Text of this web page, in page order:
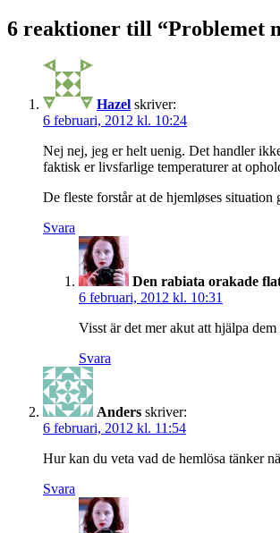
6 reaktioner till “Problemet
Hazel skriver:
6 februari, 2012 kl. 10:24
Nej nej, jeg er helt uenig. Det handler
faktisk er livsfarlige temperaturer at
De fleste forstår at de hjemløses
Svara
Den rabiata orakade
6 februari, 2012 kl. 10:31
Visst är det mer akut att hjälpa
Svara
Anders skriver:
6 februari, 2012 kl. 11:54
Hur kan du veta vad de hemlösa tänker
Svara